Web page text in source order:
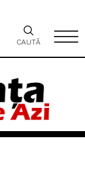
CAUTĂ